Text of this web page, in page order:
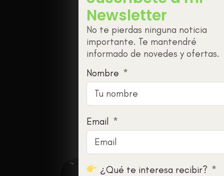
Newsletter
No te pierdas ninguna noticia
importante. Te mantendré
informado de novedes y ofertas.
Nombre
Email
¿Qué te interesa recibir?